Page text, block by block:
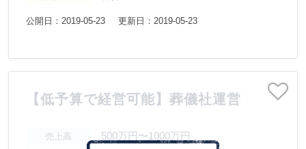
公開日：2019-05-23 更新日：2019-05-23
【低予算で経営可能】葬儀社運営
売上高 500万円〜1000万円